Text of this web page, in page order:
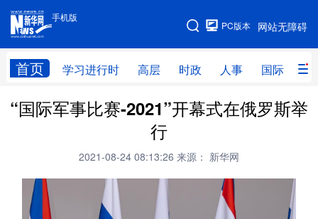
手机版
网站无障碍
PC版本
首页 学习进行时 高层 时政 人事 国际 财
手机版
网站地图
学习进行时 高层 时政 人事
全球连线
科技 科创
“国际军事比赛-2021”开幕式在俄罗斯举
行
2021-08-24 08:13:26 来源： 新华网